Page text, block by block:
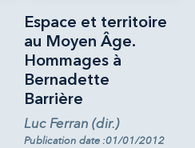
Espace et territoire
au Moyen Âge.
Hommages à
Bernadette
Barrière
Luc Ferran (dir.)
Publication date :01/01/2012